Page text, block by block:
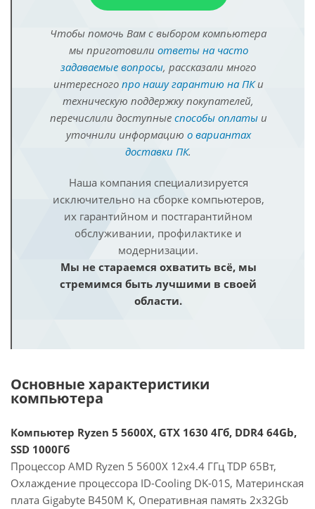
Чтобы помочь Вам с выбором компьютера
мы приготовили ответы на часто
задаваемые вопросы, рассказали много
интересного про нашу гарантию на ПКи
техническую поддержку покупателей,
перечислили доступные способы оплатыи
уточнили информацию о вариантах
доставки ПК.
Наша компания специализируется
исключительно на сборке компьютеров,
их гарантийном и постгарантийном
обслуживании, профилактике и
модернизации.
Мы не стараемся охватить всё, мы
стремимся быть лучшими в своей
области.
Основные характеристики
компьютера
Компьютер Ryzen 5 5600X, GTX 1630 4Гб, DDR4 64Gb,
SSD 1000Гб
Процессор AMD Ryzen 5 5600X 12x4.4 ГГц TDP 65Вт,
Охлаждение процессора ID-Cooling DK-01S, Материнская
плата Gigabyte B450M K, Оперативная память 2x32Gb